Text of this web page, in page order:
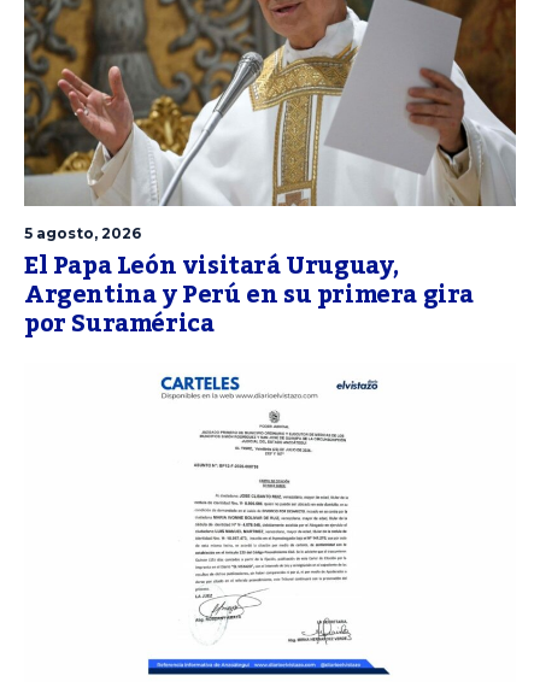
5 agosto, 2026
El Papa León visitará Uruguay,
Argentina y Perú en su primera gira
por Suramérica